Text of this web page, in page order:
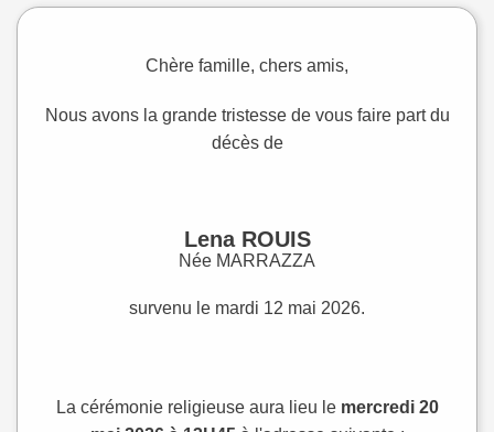
Chère famille, chers amis,
Nous avons la grande tristesse de vous faire part du
décès de
Lena ROUIS
Née MARRAZZA
survenu le mardi 12 mai 2026.
La cérémonie religieuse aura lieu le mercredi 20